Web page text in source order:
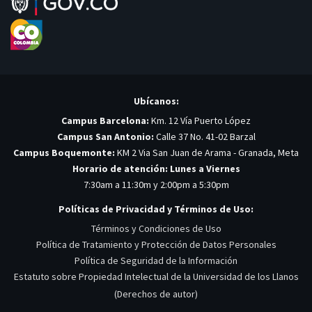
Ubícanos:
Campus Barcelona: Km. 12 Vía Puerto López
Campus San Antonio: Calle 37 No. 41-02 Barzal
Campus Boquemonte: KM 2 Via San Juan de Arama - Granada, Meta
Horario de atención: Lunes a Viernes
7:30am a 11:30m y 2:00pm a 5:30pm
Políticas de Privacidad y Términos de Uso:
Términos y Condiciones de Uso
Política de Tratamiento y Protección de Datos Personales
Política de Seguridad de la Información
Estatuto sobre Propiedad Intelectual de la Universidad de los Llanos
(Derechos de autor)